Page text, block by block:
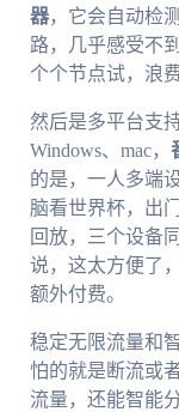
器，它会自动检
路，几乎感受不
个个节点试，浪
然后是多平台支
Windows、mac，
的是，一人多端
脑看世界杯，出
回放，三个设备
说，这太方便了
额外付费。
稳定无限流量和
怕的就是断流或
流量，还能智能